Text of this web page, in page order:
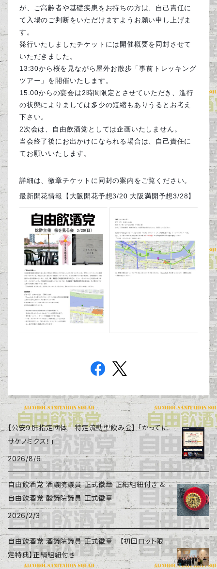
が、ご高齢者や基礎疾患をお持ちの方は、自己責任に
て入場のご判断をいただけますようお願い申し上げま
す。
発行いたしましたチケットには開催概要を同封させて
いただきました。
13:30から桜を見ながら屋外お散歩「事前トレッキング
ツアー」を開催いたします。
15:00からの宴会は2時間限定とさせていただき、進行
の状態によりましては多少の短縮もありうるとお考え
下さい。
2次会は、自由飲酒党としては企画いたしません。
当会終了後にお出かけになられる場合は、自己責任に
てお願いいたします。
詳細は、徽章チケットに同封の案内をご覧ください。
最新開花情報【大阪開花予想3/20 大阪満開予想3/28】
【公安９肝指定団体 特定流動型飲み会】 「かってに
サケノミクス！」
2026/8/6
自由飲酒党 酒議院議員 正式徽章 正絹組紐付き ＆
自由飲酒党 酸議院議員 正式徽章
2026/2/3
自由飲酒党 酒議院議員 正式徽章 【初回ロット限
定特典】正絹組紐付き